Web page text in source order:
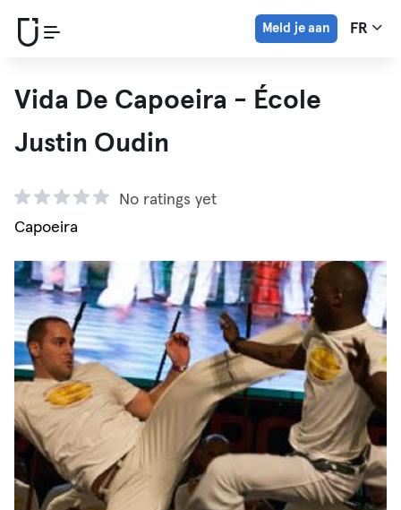
Meld je aan FR
Vida De Capoeira - École
Justin Oudin
No ratings yet
Capoeira